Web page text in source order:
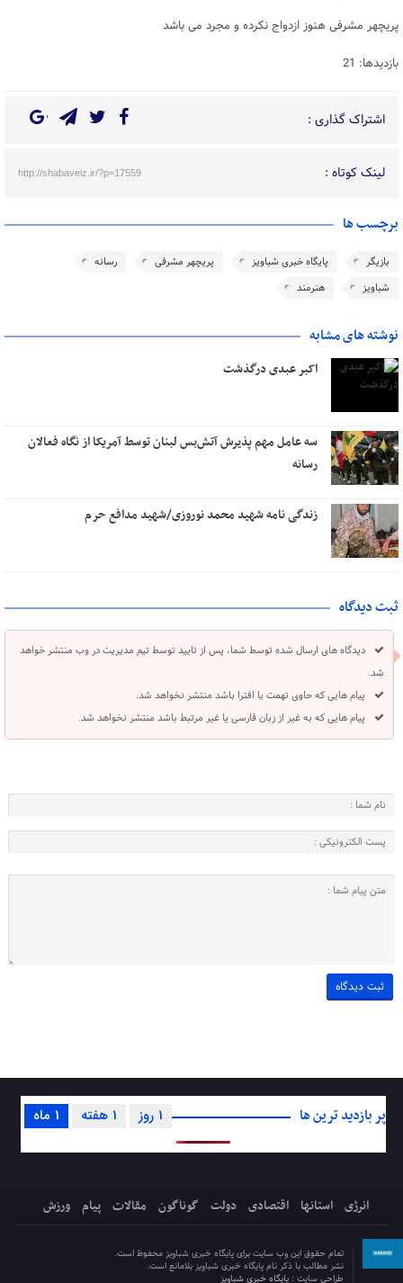
پریچهر مشرفی هنوز ازدواج نکرده و مجرد می باشد
بازدیدها: 21
اشتراک گذاری :
لینک کوتاه : http://shabaveiz.ir/?p=17559
برچسب ها
بازیگر پایگاه خبری شباویز پریچهر مشرفی
رسانه
شباویز
هنرمند
نوشته های مشابه
اکبر عبدی درگذشت
سه عامل مهم پذیرش آتش‌بس لبنان توسط آمریکا از نگاه فعالان
رسانه
زندگی نامه شهید محمد نوروزی/شهید مدافع حرم
ثبت دیدگاه
دیدگاه های ارسال شده توسط شما، پس از تایید توسط تیم مدیریت در وب منتشر خواهد
شد.
پیام هایی که حاوی تهمت یا افترا باشد منتشر نخواهد شد.
پیام هایی که به غیر از زبان فارسی یا غیر مرتبط باشد منتشر نخواهد شد.
پر بازدید ترین ها 1 ماه 1 هفته 1 روز
انرژی استانها اقتصادی دولت گوناگون مقالات پیام ورزش
تمام حقوق این وب سایت برای پایگاه خبری شباویز محفوظ است.
نشر مطالب با ذکر نام پایگاه خبری شباویز بلامانع است.
طراحی سایت : پایگاه خبری شباویز